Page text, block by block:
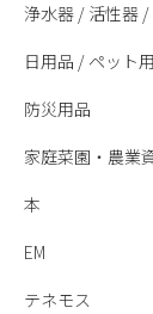
浄水器 / 活性器
日用品 / ペット
防災用品
家庭菜園・農業
本
EM
テネモス